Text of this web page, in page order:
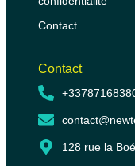
Contact
Contact
128 rue la